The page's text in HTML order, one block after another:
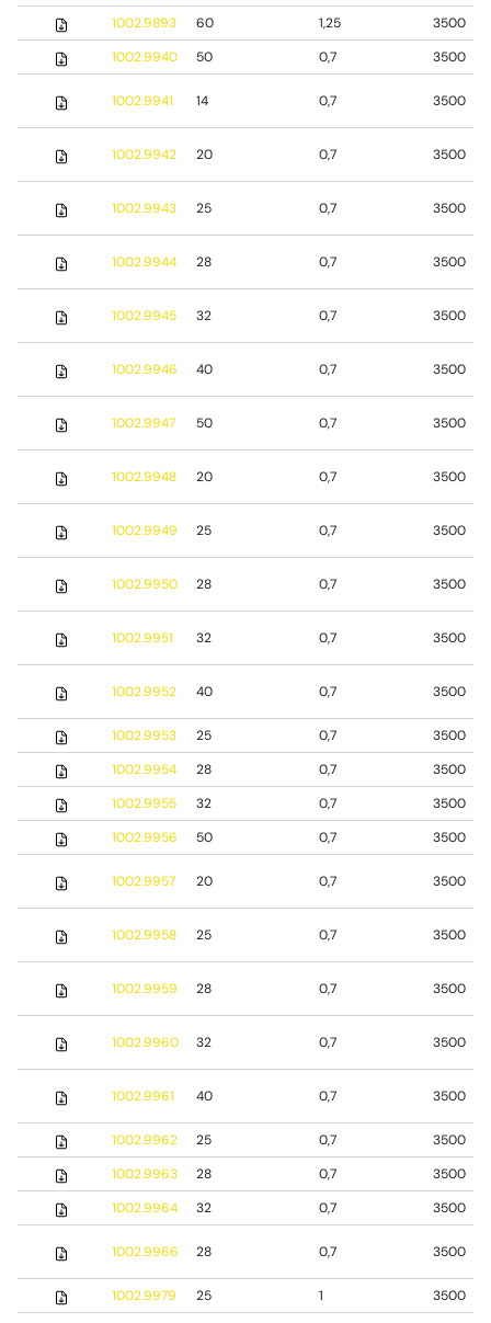
1002.9893
60 1,25
3500
1002.9940
50 0,7 3500
1002.9941 14 0,7 3500
1002.9942 20 0,7 3500
1002.9943 25 0,7 3500
1002.9944 28 0,7 3500
1002.9945 32 0,7 3500
1002.9946 40 0,7 3500
1002.9947 50 0,7 3500
1002.9948 20 0,7 3500
1002.9949 25 0,7 3500
1002.9950 28 0,7 3500
1002.9951 32 0,7 3500
1002.9952 40 0,7 3500
1002.9953 25 0,7
3500
1002.9954
28 0,7
3500
1002.9955
32 0,7
3500
1002.9956
50 0,7 3500
1002.9957 20 0,7 3500
1002.9958 25 0,7 3500
1002.9959 28 0,7 3500
1002.9960 32 0,7 3500
1002.9961 40 0,7 3500
1002.9962 25 0,7
3500
1002.9963
28 0,7
3500
1002.9964
32 0,7 3500
1002.9966 28 0,7 3500
1002.9979 25 1
3500